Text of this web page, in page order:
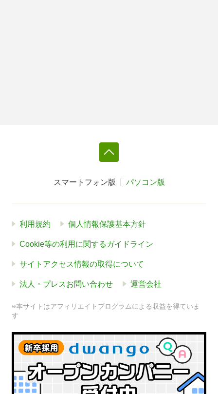
スマートフォン版 パソコン版
利用規約 個人情報保護基本方針
Cookie等の利用に関するガイドライン
サイトアクセス情報の取得について
法人・プレスお問い合わせ 運営会社
※本サイトはアフィリエイトプログラムによる収益を得ていま
す